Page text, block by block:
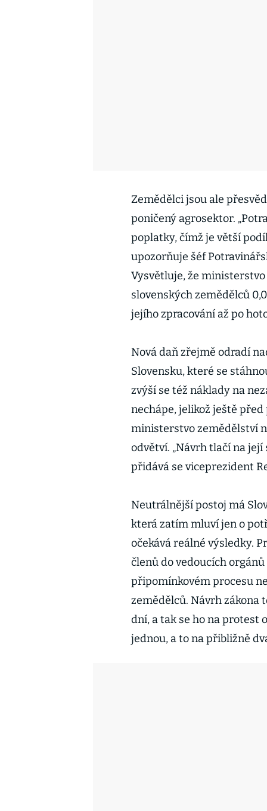
Zemědělci jsou ale
poničený agrosektor.
poplatky, čímž je větší
upozorňuje šéf
Vysvětluje, že
slovenských zemědělců
jejího zpracování až po
Nová daň zřejmě odradí
Slovensku, které se
zvýší se též náklady na
nechápe, jelikož ještě
ministerstvo zemědělství
odvětví. „Návrh tlačí na její
přidává se viceprezident
Neutrálnější postoj má
která zatím mluví jen o
očekává reálné výsledky.
členů do vedoucích
připomínkovém procesu
zemědělců. Návrh
dní, a tak se ho na protest
jednou, a to na přibližně